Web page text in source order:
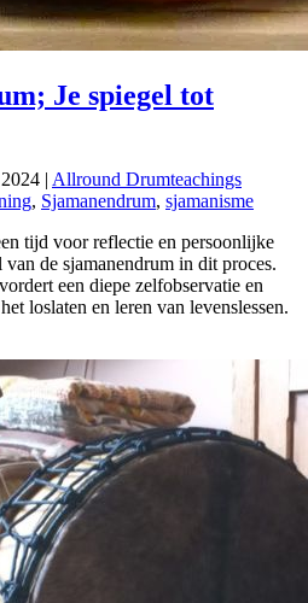
Je spiegel tot
| Allround Drumteachings
, Sjamanendrum, sjamanisme
tijd voor reflectie en persoonlijke
de sjamanendrum in dit proces.
een diepe zelfobservatie en
loslaten en leren van levenslessen.